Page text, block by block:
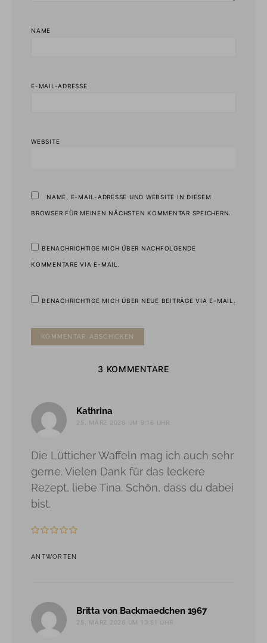
NAME
E-MAIL-ADRESSE
WEBSITE
NAME, E-MAIL-ADRESSE UND WEBSITE IN DIESEM
BROWSER FÜR MEINEN NÄCHSTEN KOMMENTAR SPEICHERN.
BENACHRICHTIGE MICH ÜBER NACHFOLGENDE
KOMMENTARE VIA E-MAIL.
BENACHRICHTIGE MICH ÜBER NEUE BEITRÄGE VIA E-MAIL.
3 KOMMENTARE
Kathrina
25. MÄRZ 2026 UM 9:16 UHR
Die Lütticher Waffeln mag ich auch sehr
gerne. Vielen Dank für das leckere
Rezept, liebe Tina. Schön, dass du dabei
bist.
ANTWORTEN
Britta von Backmaedchen 1967sagt:
25. MÄRZ 2026 UM 13:51 UHR